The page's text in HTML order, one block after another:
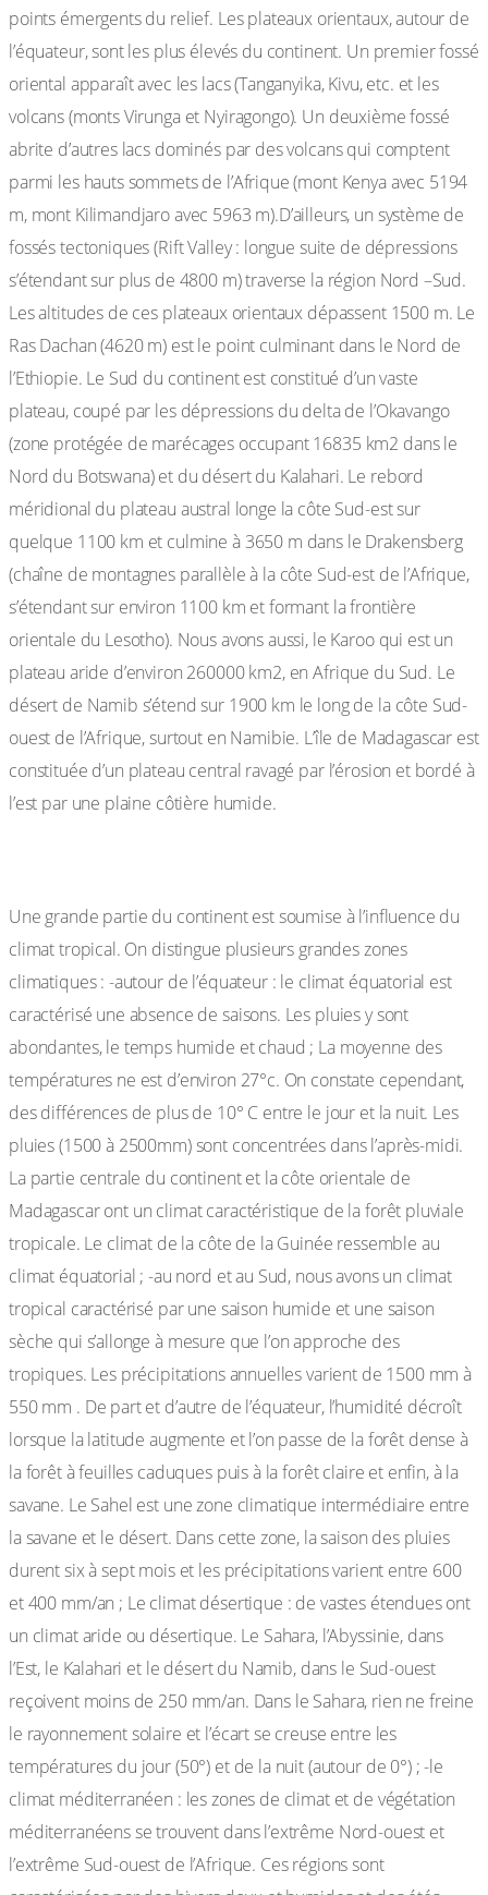
points émergents du relief. Les plateaux orientaux, autour de
l’équateur, sont les plus élevés du continent. Un premier fossé
oriental apparaît avec les lacs (Tanganyika, Kivu, etc. et les
volcans (monts Virunga et Nyiragongo). Un deuxième fossé
abrite d’autres lacs dominés par des volcans qui comptent
parmi les hauts sommets de l’Afrique (mont Kenya avec 5194
m, mont Kilimandjaro avec 5963 m).D’ailleurs, un système de
fossés tectoniques (Rift Valley : longue suite de dépressions
s’étendant sur plus de 4800 m) traverse la région Nord –Sud.
Les altitudes de ces plateaux orientaux dépassent 1500 m. Le
Ras Dachan (4620 m) est le point culminant dans le Nord de
l’Ethiopie. Le Sud du continent est constitué d’un vaste
plateau, coupé par les dépressions du delta de l’Okavango
(zone protégée de marécages occupant 16835 km2 dans le
Nord du Botswana) et du désert du Kalahari. Le rebord
méridional du plateau austral longe la côte Sud-est sur
quelque 1100 km et culmine à 3650 m dans le Drakensberg
(chaîne de montagnes parallèle à la côte Sud-est de l’Afrique,
s’étendant sur environ 1100 km et formant la frontière
orientale du Lesotho). Nous avons aussi, le Karoo qui est un
plateau aride d’environ 260000 km2, en Afrique du Sud. Le
désert de Namib s’étend sur 1900 km le long de la côte Sud-
ouest de l’Afrique, surtout en Namibie. L’île de Madagascar est
constituée d’un plateau central ravagé par l’érosion et bordé à
l’est par une plaine côtière humide.
Une grande partie du continent est soumise à l’influence du
climat tropical. On distingue plusieurs grandes zones
climatiques : -autour de l’équateur : le climat équatorial est
caractérisé une absence de saisons. Les pluies y sont
abondantes, le temps humide et chaud ; La moyenne des
températures ne est d’environ 27°c. On constate cependant,
des différences de plus de 10° C entre le jour et la nuit. Les
pluies (1500 à 2500mm) sont concentrées dans l’après-midi.
La partie centrale du continent et la côte orientale de
Madagascar ont un climat caractéristique de la forêt pluviale
tropicale. Le climat de la côte de la Guinée ressemble au
climat équatorial ; -au nord et au Sud, nous avons un climat
tropical caractérisé par une saison humide et une saison
sèche qui s’allonge à mesure que l’on approche des
tropiques. Les précipitations annuelles varient de 1500 mm à
550 mm . De part et d’autre de l’équateur, l’humidité décroît
lorsque la latitude augmente et l’on passe de la forêt dense à
la forêt à feuilles caduques puis à la forêt claire et enfin, à la
savane. Le Sahel est une zone climatique intermédiaire entre
la savane et le désert. Dans cette zone, la saison des pluies
durent six à sept mois et les précipitations varient entre 600
et 400 mm/an ; Le climat désertique : de vastes étendues ont
un climat aride ou désertique. Le Sahara, l’Abyssinie, dans
l’Est, le Kalahari et le désert du Namib, dans le Sud-ouest
reçoivent moins de 250 mm/an. Dans le Sahara, rien ne freine
le rayonnement solaire et l’écart se creuse entre les
températures du jour (50°) et de la nuit (autour de 0°) ; -le
climat méditerranéen : les zones de climat et de végétation
méditerranéens se trouvent dans l’extrême Nord-ouest et
l’extrême Sud-ouest de l’Afrique. Ces régions sont